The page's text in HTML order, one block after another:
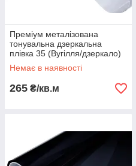
Преміум металізована
тонувальна дзеркальна
плівка 35 (Вугілля/дзеркало)
Немає в наявності
265 ₴/кв.м